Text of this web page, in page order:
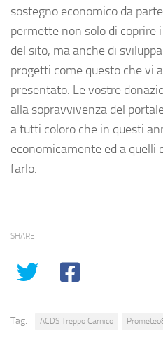
sostegno economico da
permette non solo di coprire
del sito, ma anche di
progetti come questo che vi
presentato. Le vostre
alla sopravvivenza del
a tutti coloro che in questi
economicamente ed a quelli
farlo.
SHARE
Tag: ACDS Treppo Carnico